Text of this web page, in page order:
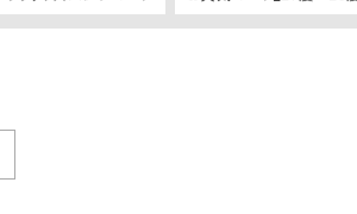
ジャ